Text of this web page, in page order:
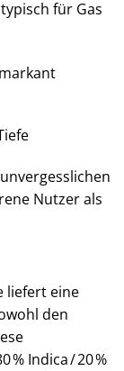
für Gas
Nutzer als
liefert eine
den
% Indica / 20 %